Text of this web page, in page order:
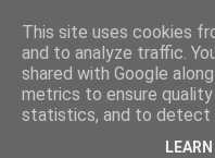
This site uses cookies
and to analyze traffic.
shared with Google
metrics to ensure
statistics, and to detect